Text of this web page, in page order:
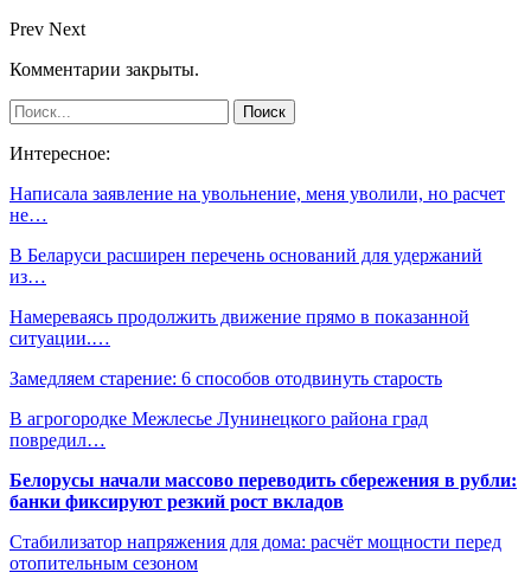
Prev Next
Комментарии закрыты.
Интересное:
Написала заявление на увольнение, меня уволили, но расчет
не…
В Беларуси расширен перечень оснований для удержаний
из…
Намереваясь продолжить движение прямо в показанной
ситуации.…
Замедляем старение: 6 способов отодвинуть старость
В агрогородке Межлесье Лунинецкого района град
повредил…
Белорусы начали массово переводить сбережения в рубли:
банки фиксируют резкий рост вкладов
Стабилизатор напряжения для дома: расчёт мощности перед
отопительным сезоном